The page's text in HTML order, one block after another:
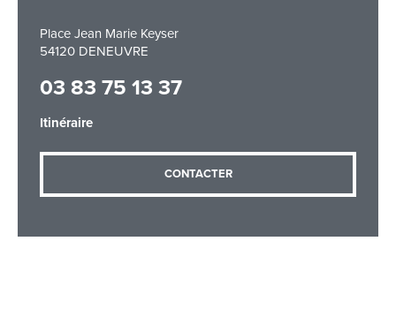
Place Jean Marie Keyser
54120 DENEUVRE
03 83 75 13 37
Itinéraire
CONTACTER
Adresse email*
Message*